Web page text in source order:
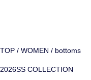
TOP WOMEN bottoms
2026SS COLLECTION